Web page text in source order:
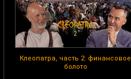
Клеопатра, часть 2: финансовое
болото